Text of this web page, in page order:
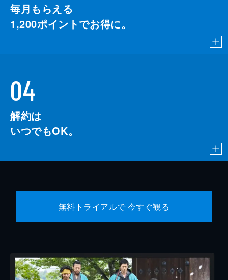
毎月もらえる
1,200ポイントでお得に。
04
解約は
いつでもOK。
無料トライアルで 今すぐ観る